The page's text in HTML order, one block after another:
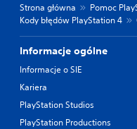
Strona główna Pomoc
Kody błędów PlayStation 4
Informacje ogólne
Informacje o SIE
Kariera
PlayStation Studios
PlayStation Productions